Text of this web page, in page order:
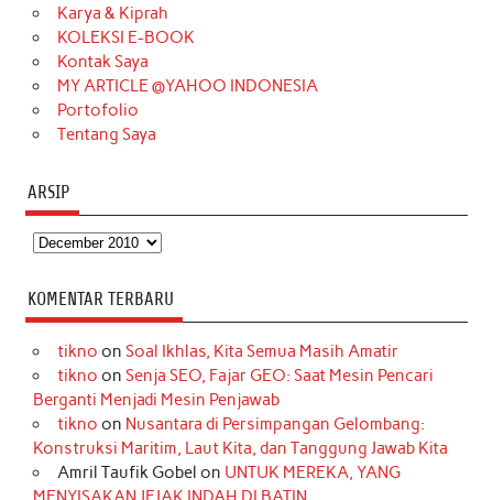
k
a
m
Karya & Kiprah
KOLEKSI E-BOOK
Kontak Saya
MY ARTICLE @YAHOO INDONESIA
Portofolio
Tentang Saya
ARSIP
Arsip
KOMENTAR TERBARU
tikno on Soal Ikhlas, Kita Semua Masih Amatir
tikno on Senja SEO, Fajar GEO: Saat Mesin Pencari
Berganti Menjadi Mesin Penjawab
tikno on Nusantara di Persimpangan Gelombang:
Konstruksi Maritim, Laut Kita, dan Tanggung Jawab Kita
Amril Taufik Gobel on UNTUK MEREKA, YANG